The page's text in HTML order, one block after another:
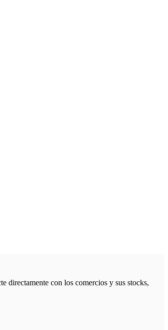
directamente con los comercios y sus stocks,